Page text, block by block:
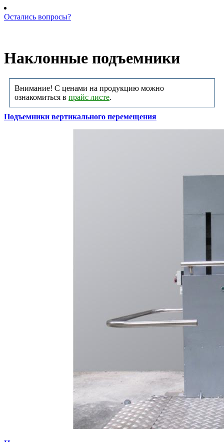
Остались вопросы?
Наклонные подъемники
Внимание! С ценами на продукцию можно
ознакомиться в прайс листе.
Подъемники вертикального перемещения